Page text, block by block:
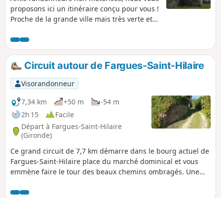
proposons ici un itinéraire conçu pour vous !
Proche de la grande ville mais très verte et
grâce au TER Bordeaux-Libourne vous
déposant à la gare de la Gorp. Vous pourrez
par exemple prendre ce TER à la gare de
Bordeaux Saint-Jean ou à celle de Cenon
(vérifier les horaires). Au retour, le tram
(lignes A et C) vous ramènera aisément à
votre point de départ.
Circuit autour de Fargues-Saint-Hilaire
Visorandonneur
7,34 km
+50 m
-54 m
2h 15
Facile
Départ à Fargues-Saint-Hilaire
(Gironde)
Ce grand circuit de 7,7 km démarre dans le bourg actuel de
Fargues-Saint-Hilaire place du marché dominical et vous
emmène faire le tour des beaux chemins ombragés. Une
Bordeaux où vous découvrirez un lieu insolite. .